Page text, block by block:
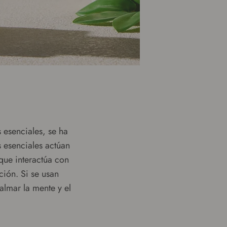
se ha
actúan
interactúa con
Si se usan
la mente y el